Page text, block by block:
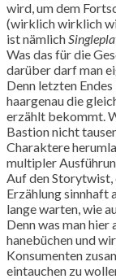
wird, um dem
(wirklich wirklich
ist nämlich
Was das für die
darüber darf man
Denn letzten
haargenau die
erzählt bekommt.
Bastion nicht
Charaktere
multipler
Auf den Storytwist,
Erzählung sinnhaft
lange warten, wie
Denn was man
hanebüchen und
Konsumenten
eintauchen zu